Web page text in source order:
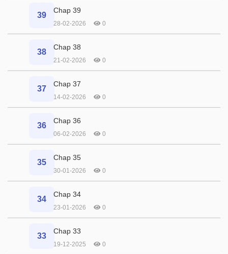
39
Chap 39
28-02-2026 0
38
Chap 38
21-02-2026 0
37
Chap 37
14-02-2026 0
36
Chap 36
06-02-2026 0
35
Chap 35
30-01-2026 0
34
Chap 34
23-01-2026 0
33
Chap 33
19-12-2025 0